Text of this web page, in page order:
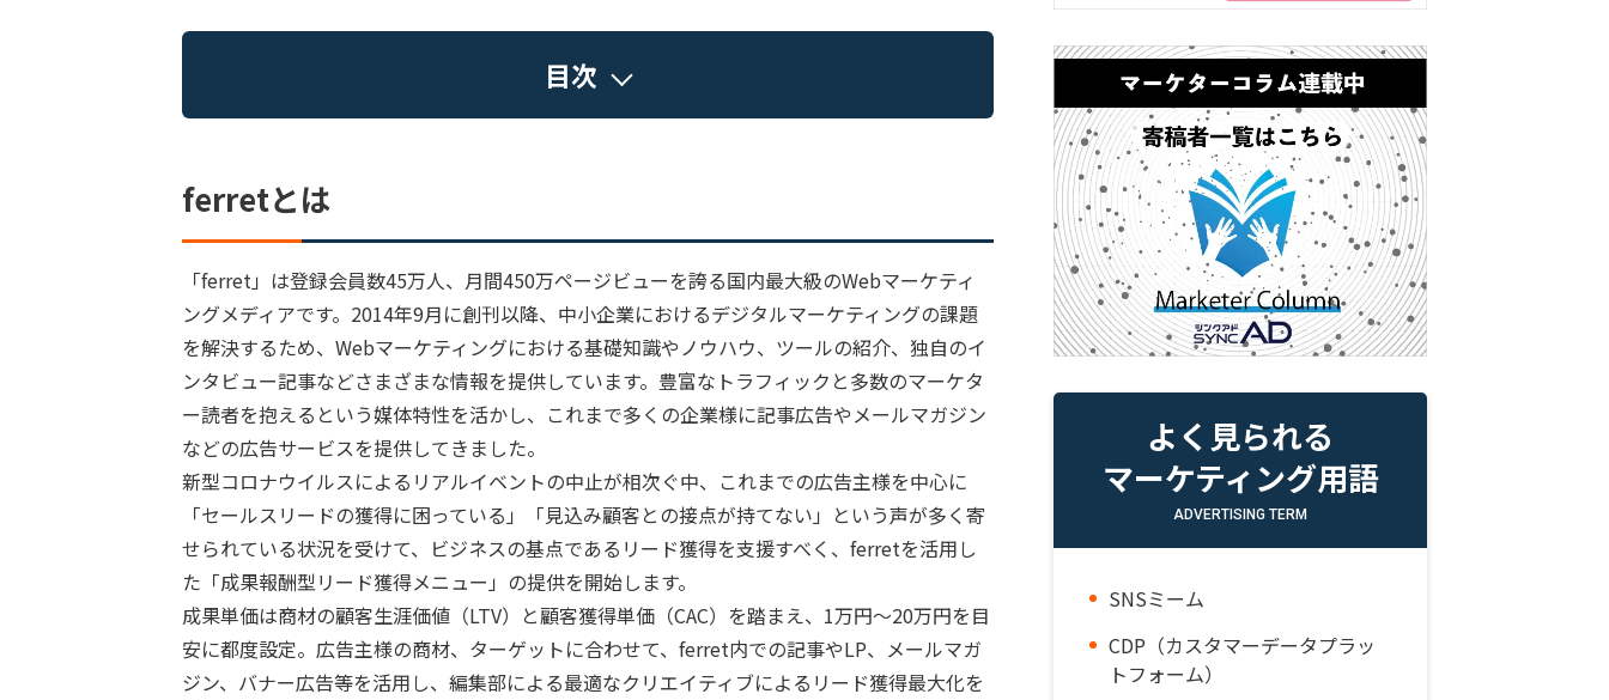
目次
ferretとは
「ferret」は登録会員数45万人、月間450万ページビューを誇る国内最大級のWebマーケティ
ングメディアです。2014年9月に創刊以降、中小企業におけるデジタルマーケティングの課題
を解決するため、Webマーケティングにおける基礎知識やノウハウ、ツールの紹介、独自のイ
ンタビュー記事などさまざまな情報を提供しています。豊富なトラフィックと多数のマーケタ
ー読者を抱えるという媒体特性を活かし、これまで多くの企業様に記事広告やメールマガジン
などの広告サービスを提供してきました。
新型コロナウイルスによるリアルイベントの中止が相次ぐ中、これまでの広告主様を中心に
「セールスリードの獲得に困っている」「見込み顧客との接点が持てない」という声が多く寄
せられている状況を受けて、ビジネスの基点であるリード獲得を支援すべく、ferretを活用し
た「成果報酬型リード獲得メニュー」の提供を開始します。
成果単価は商材の顧客生涯価値（LTV）と顧客獲得単価（CAC）を踏まえ、1万円～20万円を目
安に都度設定。広告主様の商材、ターゲットに合わせて、ferret内での記事やLP、メールマガ
ジン、バナー広告等を活用し、編集部による最適なクリエイティブによるリード獲得最大化を
よく見られる
マーケティング用語
ADVERTISING TERM
SNSミーム
CDP（カスタマーデータプラッ
トフォーム）